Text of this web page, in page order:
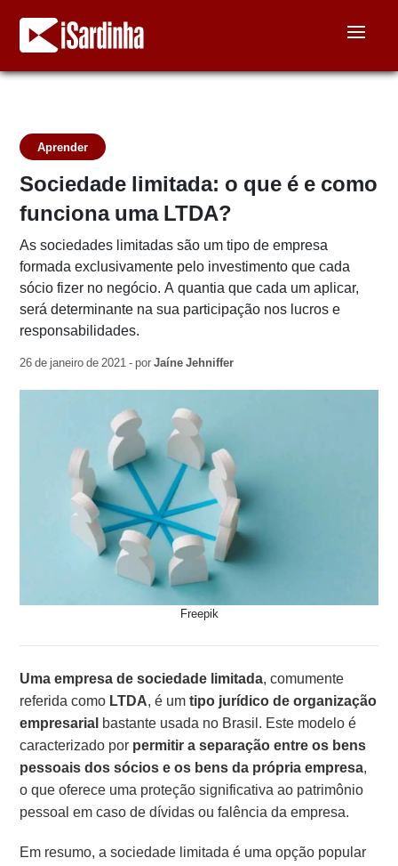
Aprender
Sociedade limitada: o que é e como
funciona uma LTDA?
As sociedades limitadas são um tipo de empresa
formada exclusivamente pelo investimento que cada
sócio fizer no negócio. A quantia que cada um aplicar,
será determinante na sua participação nos lucros e
responsabilidades.
26 de janeiro de 2021 - porJaíne Jehniffer
Freepik
Uma empresa de sociedade limitada, comumente
referida como LTDA, é umtipo jurídico de organização
empresarial bastante usada no Brasil. Este modelo é
caracterizado por permitir a separação entre os bens
pessoais dos sócios e os bens da própria empresa,
o que oferece uma proteção significativa ao patrimônio
pessoal em caso de dívidas ou falência da empresa.
Em resumo, a sociedade limitada é uma opção popular